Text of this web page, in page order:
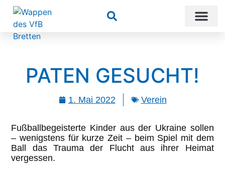
Suchen
PATEN GESUCHT!
1. Mai 2022 Verein
Fußballbegeisterte Kinder aus der Ukraine sollen
– wenigstens für kurze Zeit – beim Spiel mit dem
Ball das Trauma der Flucht aus ihrer Heimat
vergessen.